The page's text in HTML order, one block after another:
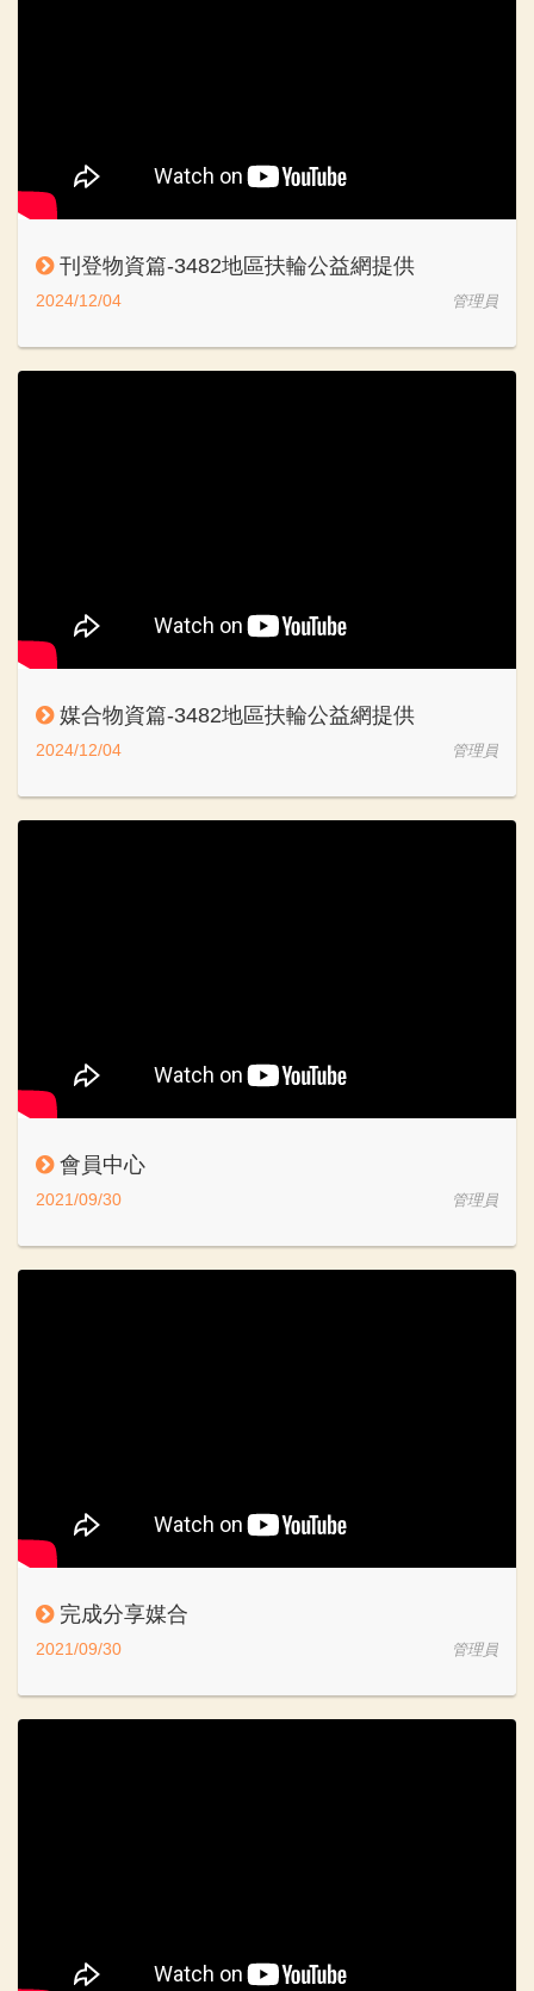
刊登物資篇-3482地區扶輪公益網提供
2024/12/04 管理員
媒合物資篇-3482地區扶輪公益網提供
2024/12/04 管理員
會員中心
2021/09/30 管理員
完成分享媒合
2021/09/30 管理員